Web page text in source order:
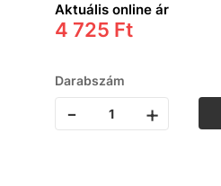
Aktuális online ár
4 725 Ft
Darabszám
- +